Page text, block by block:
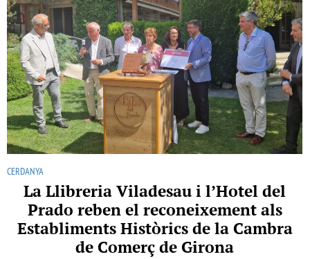
CERDANYA
La Llibreria Viladesau i l’Hotel del
Prado reben el reconeixement als
Establiments Històrics de la Cambra
de Comerç de Girona